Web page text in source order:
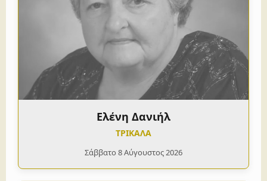
Ελένη Δανιήλ
ΤΡΙΚΑΛΑ
Σάββατο 8 Αύγουστος 2026